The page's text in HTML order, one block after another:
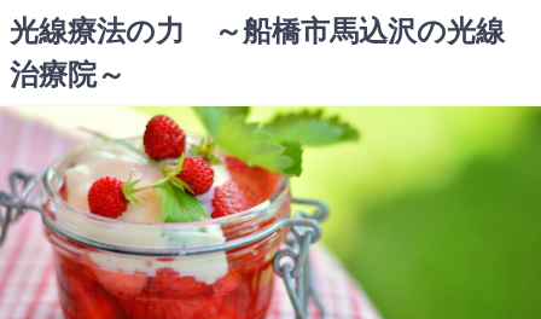
ン
テ
ス
キ
ッ
プ
光線療法の力 ～船橋市馬込沢の光線
治療院～